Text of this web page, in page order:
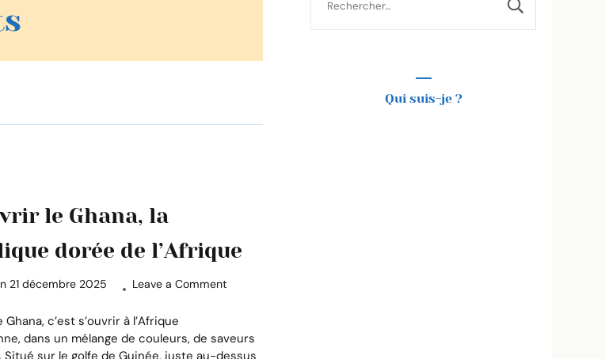
le Ghana, la
dorée de l’Afrique
21 décembre 2025 Leave a Comment
Ghana,
c’est s’ouvrir à l’Afrique
dans un mélange de couleurs, de saveurs
Situé sur le golfe de Guinée, juste au-dessus
Qui suis-je ?